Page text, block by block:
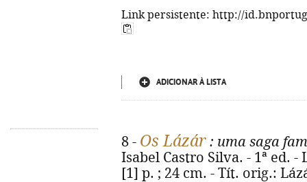
Link persistente: http://
ADICIONAR À LISTA
8 - Os Lázár : uma saga
Isabel Castro Silva. - 1ª ed.
[1] p. ; 24 cm. - Tít. orig.: